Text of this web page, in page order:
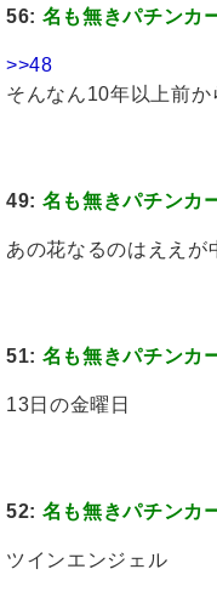
56: 名も無きパチンカ
>>48
そんなん10年以上前か
49: 名も無きパチンカ
あの花なるのはええが
51: 名も無きパチンカ
13日の金曜日
52: 名も無きパチンカ
ツインエンジェル